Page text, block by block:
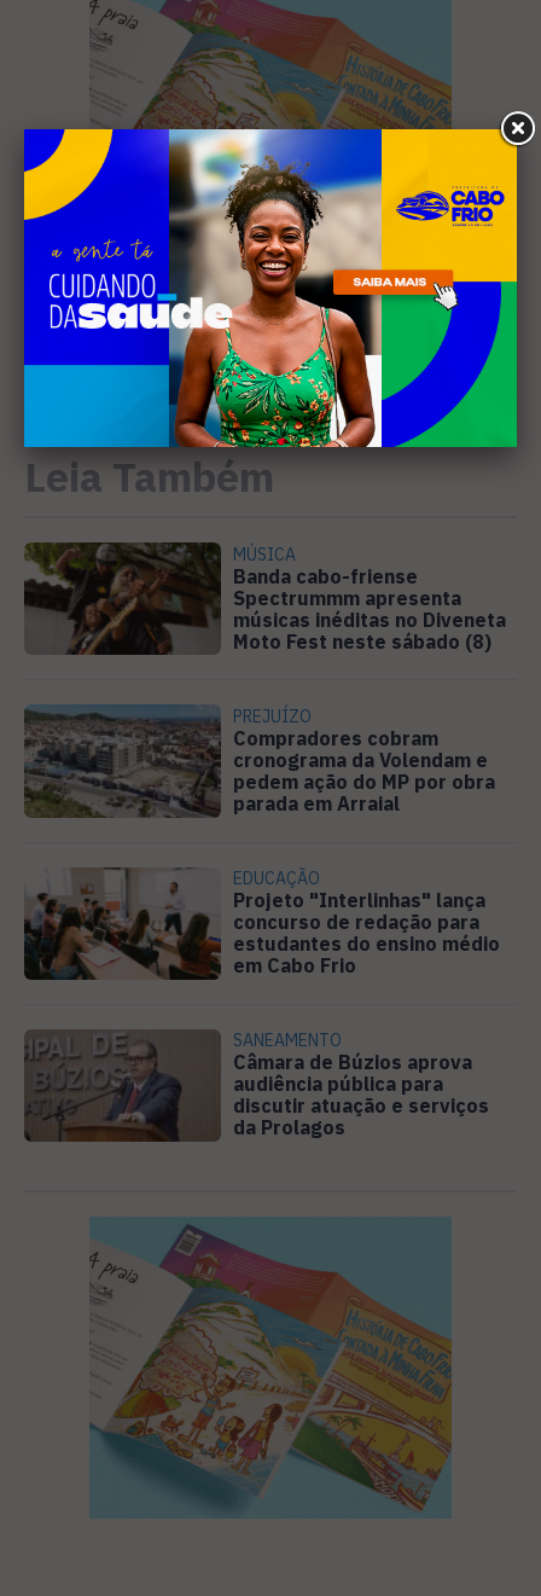
Leia Também
MÚSICA
Banda cabo-friense
Spectrummm apresenta
músicas inéditas no Diveneta
Moto Fest neste sábado (8)
PREJUÍZO
Compradores cobram
cronograma da Volendam e
pedem ação do MP por obra
parada em Arraial
EDUCAÇÃO
Projeto "Interlinhas" lança
concurso de redação para
estudantes do ensino médio
em Cabo Frio
SANEAMENTO
Câmara de Búzios aprova
audiência pública para
discutir atuação e serviços
da Prolagos